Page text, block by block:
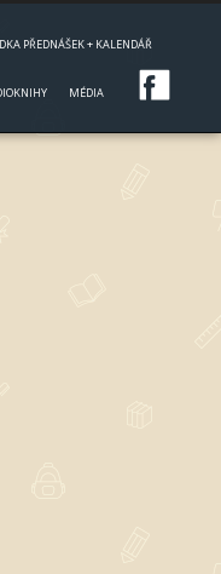
PŘEDNÁŠEK + KALENDÁŘ
MÉDIA